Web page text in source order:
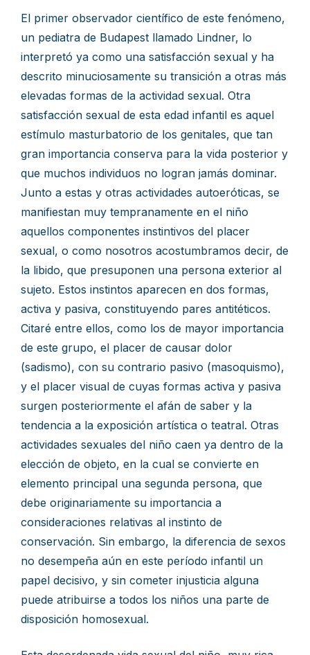
El primer observador científico de este fenómeno,
un pediatra de Budapest llamado Lindner, lo
interpretó ya como una satisfacción sexual y ha
descrito minuciosamente su transición a otras más
elevadas formas de la actividad sexual. Otra
satisfacción sexual de esta edad infantil es aquel
estímulo masturbatorio de los genitales, que tan
gran importancia conserva para la vida posterior y
que muchos individuos no logran jamás dominar.
Junto a estas y otras actividades autoeróticas, se
manifiestan muy tempranamente en el niño
aquellos componentes instintivos del placer
sexual, o como nosotros acostumbramos decir, de
la libido, que presuponen una persona exterior al
sujeto. Estos instintos aparecen en dos formas,
activa y pasiva, constituyendo pares antitéticos.
Citaré entre ellos, como los de mayor importancia
de este grupo, el placer de causar dolor
(sadismo), con su contrario pasivo (masoquismo),
y el placer visual de cuyas formas activa y pasiva
surgen posteriormente el afán de saber y la
tendencia a la exposición artística o teatral. Otras
actividades sexuales del niño caen ya dentro de la
elección de objeto, en la cual se convierte en
elemento principal una segunda persona, que
debe originariamente su importancia a
consideraciones relativas al instinto de
conservación. Sin embargo, la diferencia de sexos
no desempeña aún en este período infantil un
papel decisivo, y sin cometer injusticia alguna
puede atribuirse a todos los niños una parte de
disposición homosexual.